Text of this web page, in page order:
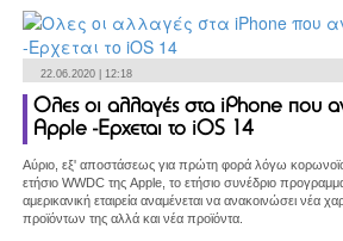
22.06.2020 | 12:18
Ολες οι αλλαγές στα iPhone που
Apple -Ερχεται το iOS 14
Αύριο, εξ' αποστάσεως για πρώτη φορά λόγω
ετήσιο WWDC της Apple, το ετήσιο συνέδριο
αμερικανική εταιρεία αναμένεται να ανακοινώσει νέα
προϊόντων της αλλά και νέα προϊόντα.